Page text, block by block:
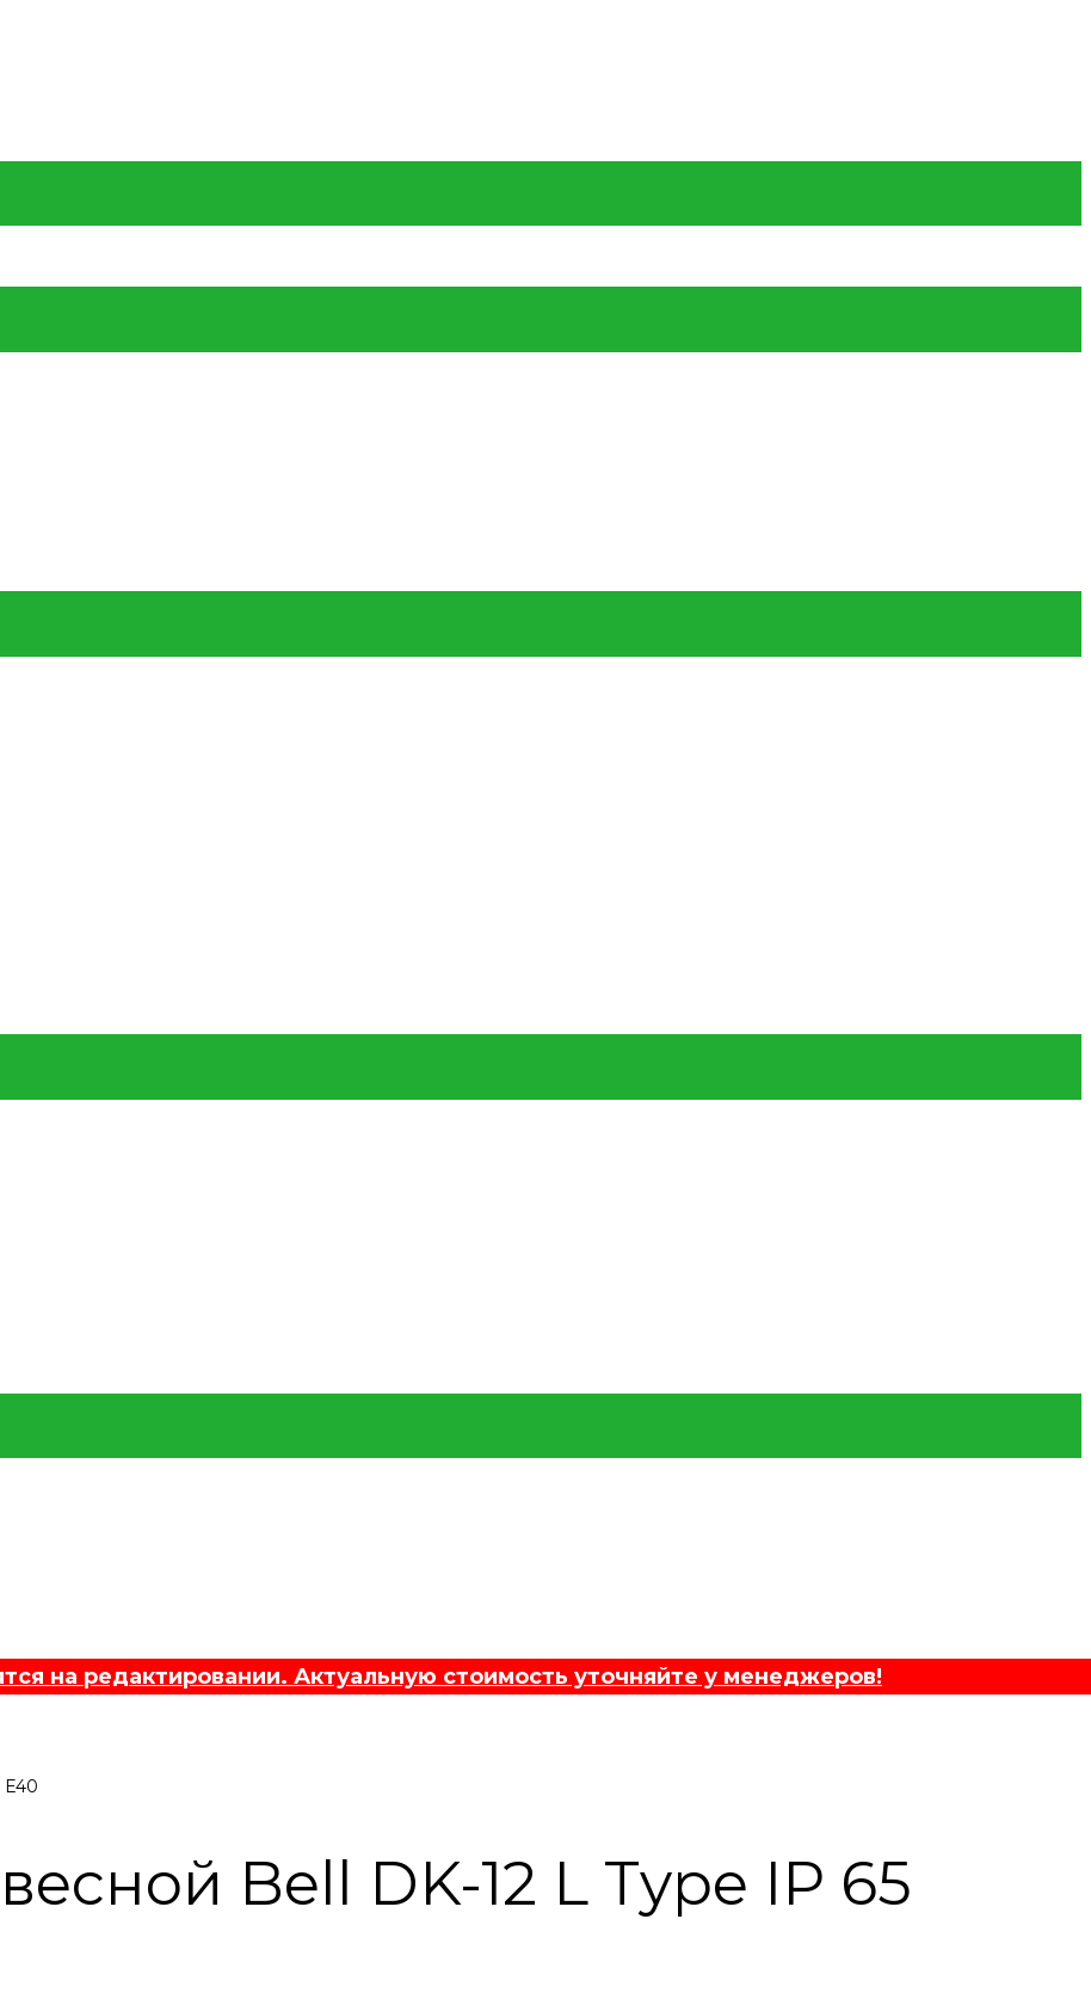
на редактировании. Актуальную стоимость уточняйте у менеджеров!
E40
Bell DK-12 L Type IP 65